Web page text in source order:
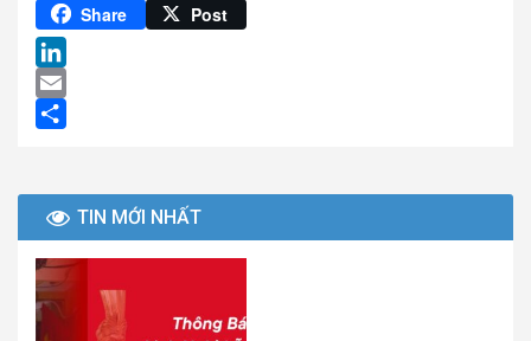
Pinterest
Share Post
LinkedIn
Email
TIN MỚI NHẤT